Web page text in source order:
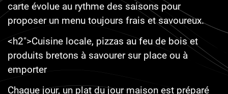
carte évolue au rythme des saisons pour
proposer un menu toujours frais et savoureux.
<h2">Cuisine locale, pizzas au feu de bois et
produits bretons à savourer sur place ou à
emporter
Chaque jour, un plat du jour maison est préparé